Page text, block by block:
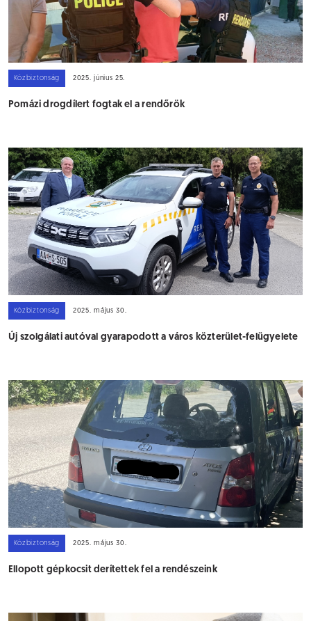
Közbiztonság 2025. június 25.
Pomázi drogdílert fogtak el a rendőrök
Közbiztonság 2025. május 30.
Új szolgálati autóval gyarapodott a város közterület-felügyelete
Közbiztonság 2025. május 30.
Ellopott gépkocsit derítettek fel a rendészeink